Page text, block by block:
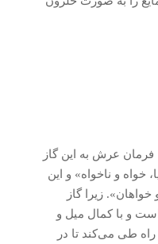
فرمان عرش به این گاز
خواه و ناخواه» و این
زیرا گاز
و با کمال میل و
طی می‌کند تا در